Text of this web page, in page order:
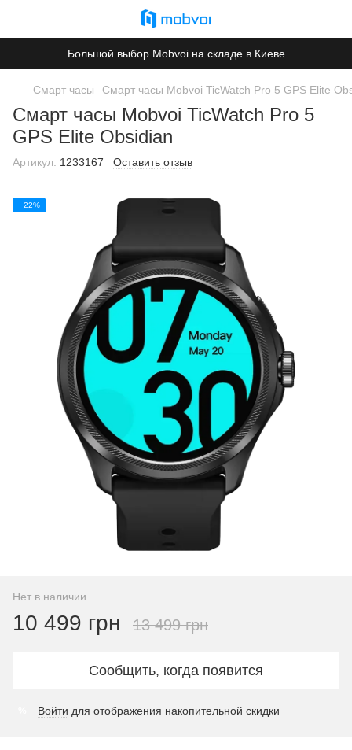
Большой выбор Mobvoi на складе в Киеве
Смарт часы Смарт часы Mobvoi TicWatch Pro 5 GPS Elite
Смарт часы Mobvoi TicWatch Pro 5
GPS Elite Obsidian
Артикул: 1233167 Оставить отзыв
−22%
Нет в наличии
10 499 грн 13 499 грн
Сообщить, когда появится
Войти для отображения накопительной скидки